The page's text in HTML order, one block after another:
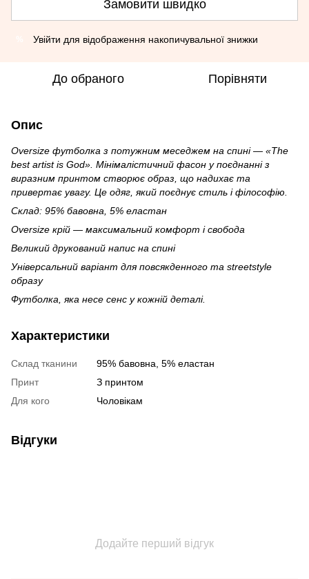
Замовити швидко
Увійти для відображення накопичувальної знижки
До обраного Порівняти
Опис
Oversize футболка з потужним меседжем на спині — «The
best artist is God» . Мінімалістичний фасон у поєднанні з
виразним принтом створює образ, що надихає та
привертає увагу. Це одяг, який поєднує стиль і філософію.
Склад: 95% бавовна, 5% еластан
Oversize крій — максимальний комфорт і свобода
Великий друкований напис на спині
Універсальний варіант для повсякденного та streetstyle
образу
Футболка, яка несе сенс у кожній деталі.
Характеристики
Склад тканини
95% бавовна, 5% еластан
Принт
З принтом
Для кого
Чоловікам
Відгуки
Додайте перший відгук